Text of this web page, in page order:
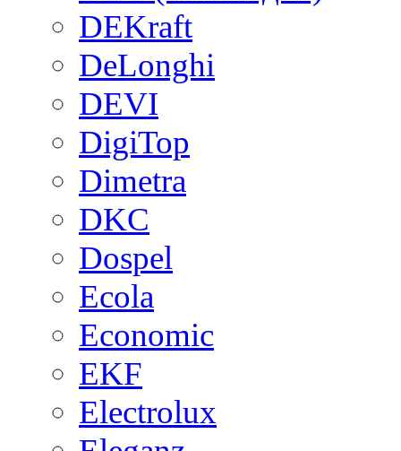
DEKraft
DeLonghi
DEVI
DigiTop
Dimetra
DKC
Dospel
Ecola
Economic
EKF
Electrolux